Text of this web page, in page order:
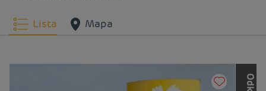
Lista Mapa